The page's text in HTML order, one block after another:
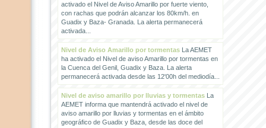
activado el Nivel de Aviso Amarillo por fuerte viento,
con rachas que podrán alcanzar los 80km/h. en
Guadix y Baza- Granada. La alerta permanecerá
activada...
Nivel de Aviso Amarillo por tormentasLa AEMET
ha activado el Nivel de aviso Amarillo por tormentas en
la Cuenca del Genil, Guadix y Baza. La alerta
permanecerá activada desde las 12'00h del mediodía...
Nivel de aviso amarillo por lluvias y tormentasLa
AEMET informa que mantendrá activado el nivel de
aviso amarillo por lluvias y tormentas en el ámbito
geográfico de Guadix y Baza, desde las doce del